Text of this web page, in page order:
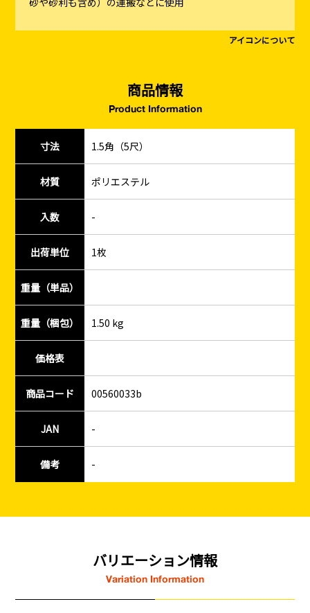
アイコンについて
商品情報
Product Information
寸法 1.5角（5尺）
材質 ポリエステル
入数 -
出荷単位 1枚
重量（単品）
重量（梱包） 1.50 kg
価格表
商品コード 00560033b
JAN -
備考 -
バリエーション情報
Variation Information